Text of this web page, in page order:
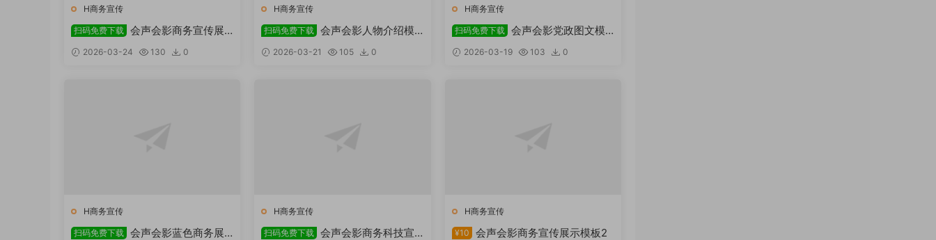
H商务宣传
扫码免费下载 会声会影商务宣传展
2026-03-24 130 0
H商务宣传
扫码免费下载
会声会影人物介绍模
2026-03-21 105 0
H商务宣传
扫码免费下载
会声会影党政图文模
2026-03-19 103 0
H商务宣传
扫码免费下载 会声会影蓝色商务展
H商务宣传
扫码免费下载 会声会影商务科技宣
H商务宣传
¥10 会声会影商务宣传展示模板2